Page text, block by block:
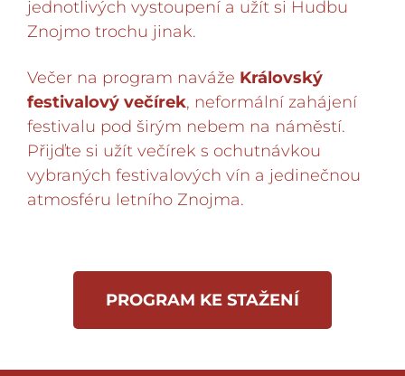
jednotlivých vystoupení a užít si Hudbu
Znojmo trochu jinak.
Večer na program naváže Královský
festivalový večírek, neformální zahájení
festivalu pod širým nebem na náměstí.
Přijďte si užít večírek s ochutnávkou
vybraných festivalových vín a jedinečnou
atmosféru letního Znojma.
PROGRAM KE STAŽENÍ